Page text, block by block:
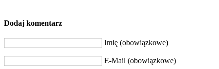
Dodaj komentarz
Imię (obowiązkowe)
E-Mail (obowiązkowe)